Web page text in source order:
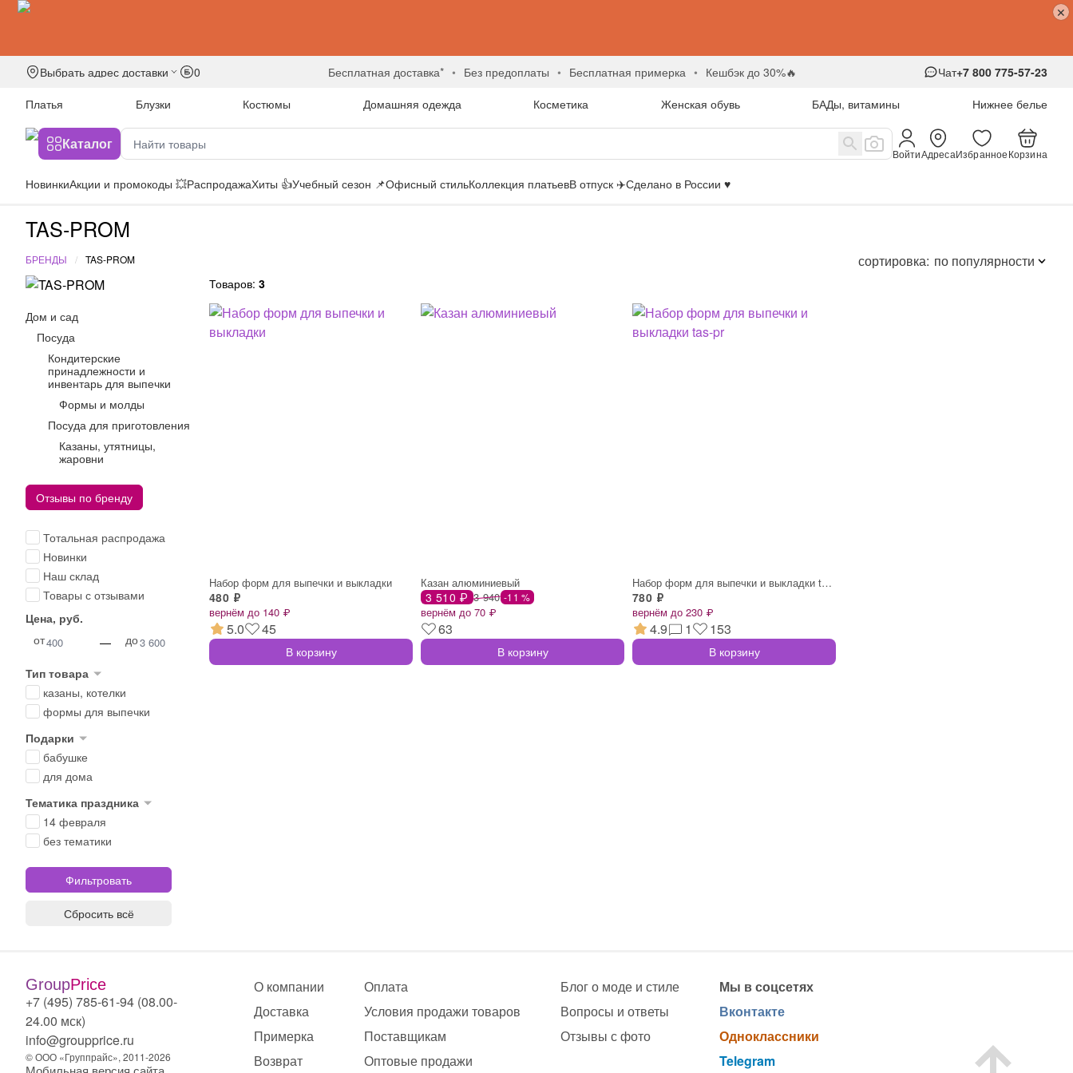
Выбрать адрес доставки 0 бесплатная доставка* без предоплаты бесплатная примерка кешбэк до 30%🔥 Чат+7 800 775-57-23
Платья
Блузки Костюмы Домашняя одежда Косметика Женская обувь БАДы, витамины Нижнее белье
Каталог
ВойтиАдресаИзбранноеКорзина
НовинкиАкции и промокоды 💥РаспродажаХиты 👍Учебный сезон 📌Офисный стильКоллекция платьевВ отпуск ✈️Сделано в России ♥️
TAS-PROM
сортировка: по популярности
БРЕНДЫ TAS-PROM
Дом и сад
Посуда
Кондитерские
принадлежности и
инвентарь для выпечки
Формы и молды
Посуда для приготовления
Казаны, утятницы,
жаровни
Отзывы по бренду
Тотальная распродажа
Новинки
Наш склад
Товары с отзывами
Цена, руб.
от
— до
Тип товара
казаны, котелки
формы для выпечки
Подарки
бабушке
для дома
Тематика праздника
14 февраля
без тематики
Сбросить всё
Товаров: 3
Набор форм для выпечки и выкладки
480 ₽
вернём до 140 ₽
5.0 45
В корзину
Казан алюминиевый
3 510 ₽ 3 940 -11 %
вернём до 70 ₽
63
В корзину
Набор форм для выпечки и выкладки tas-pr
780 ₽
вернём до 230 ₽
4.9 1 153
В корзину
GroupPrice
+7 (495) 785-61-94 (08.00-
24.00 мск)
info@groupprice.ru
© ООО «Группрайс», 2011-2026
О компании
Доставка
Примерка
Возврат
Оплата
Условия продажи товаров
Поставщикам
Оптовые продажи
Блог о моде и стиле
Вопросы и ответы
Отзывы с фото
Мы в соцсетях
Вконтакте
Одноклассники
Telegram